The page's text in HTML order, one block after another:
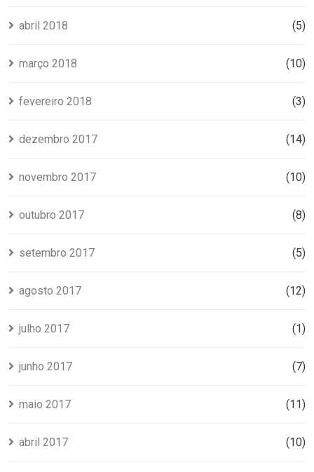
abril 2018 (5)
março 2018 (10)
fevereiro 2018 (3)
dezembro 2017 (14)
novembro 2017 (10)
outubro 2017 (8)
setembro 2017 (5)
agosto 2017 (12)
julho 2017 (1)
junho 2017 (7)
maio 2017 (11)
abril 2017 (10)